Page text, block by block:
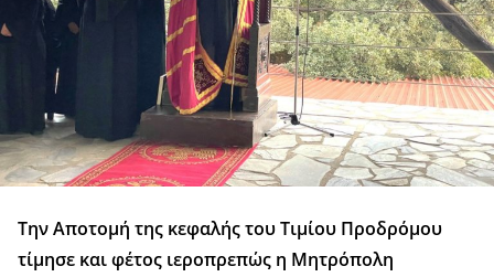
Την Αποτομή της κεφαλής του Τιμίου Προδρόμου
τίμησε και φέτος ιεροπρεπώς η Μητρόπολη